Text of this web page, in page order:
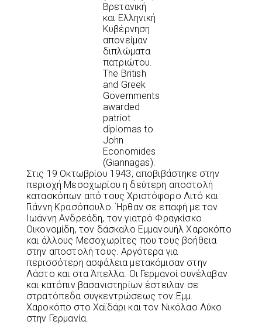
Βρετανική
και Ελληνική
Κυβέρνηση
απονείμαν
διπλώματα
πατριώτου.
The British
and Greek
Governments
awarded
patriot
diplomas to
John
Economides
(Giannagas).
Στις 19 Οκτωβρίου 1943, αποβιβάστηκε στην
περιοχή Μεσοχωρίου η δεύτερη αποστολή
κατασκόπων από τους Χριστόφορο Λιτό και
Γιάννη Κρασόπουλο. Ήρθαν σε επαφή με τον
Ιωάννη Ανδρεάδη, τον γιατρό Φραγκίσκο
Οικονομίδη, τον δάσκαλο Εμμανουήλ Χαροκόπο
και άλλους Μεσοχωρίτες που τους βοήθεια
στην αποστολή τους. Αργότερα για
περισσότερη ασφάλεια μετακόμισαν στην
Λάστο και στα Άπελλα. Οι Γερμανοί συνέλαβαν
και κατόπιν βασανιστηρίων έστειλαν σε
στρατόπεδα συγκεντρώσεως τον Εμμ.
Χαροκόπο στο Χαϊδάρι και τον Νικόλαο Λύκο
στην Γερμανία.